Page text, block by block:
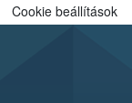
Cookie beállítások